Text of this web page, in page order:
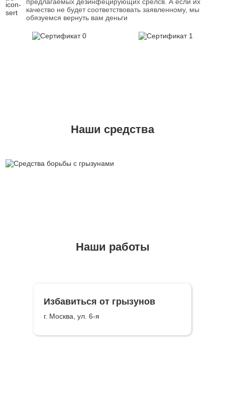
качество не будет соответствовать заявленному, мы
обязуемся вернуть вам деньги
Наши средства
Наши работы
Избавиться от грызунов
г. Москва, ул. 6-я